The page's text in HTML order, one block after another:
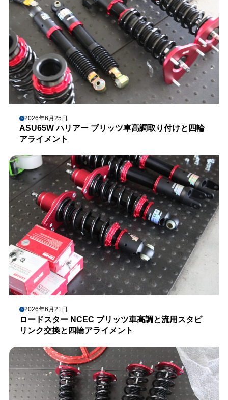
2026年6月25日
ASU65W ハリアー ブリッツ車高調取り付けと四輪
アライメント
2026年6月21日
ロードスター NCEC ブリッツ車高調と流用スタビ
リンク交換と四輪アライメント